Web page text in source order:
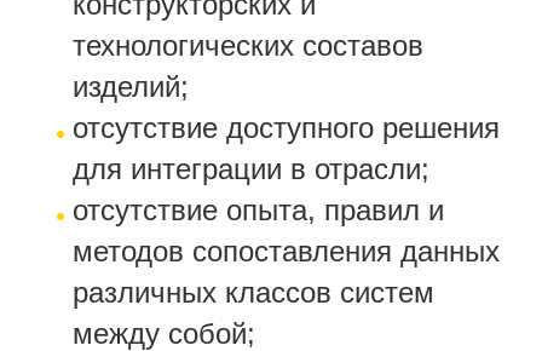
технологических составов
изделий;
отсутствие доступного решения
для интеграции в отрасли;
отсутствие опыта, правил и
методов сопоставления данных
различных классов систем
между собой;